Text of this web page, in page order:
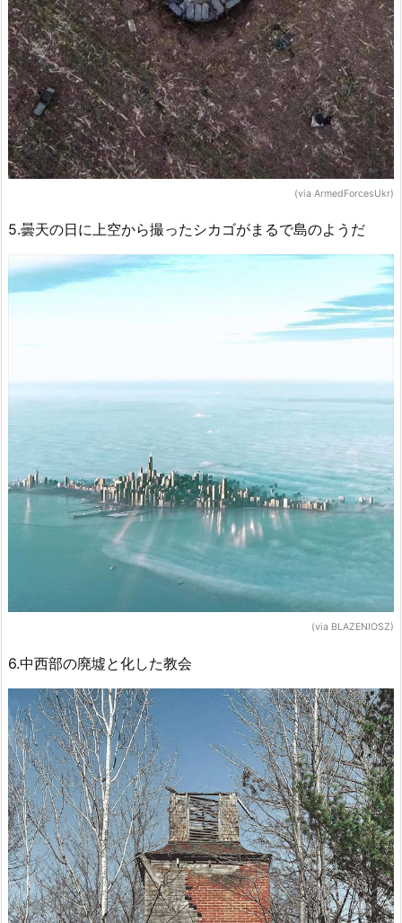
(via ArmedForcesUkr)
5.曇天の日に上空から撮ったシカゴがまるで島のようだ
(via BLAZENIOSZ)
6.中西部の廃墟と化した教会